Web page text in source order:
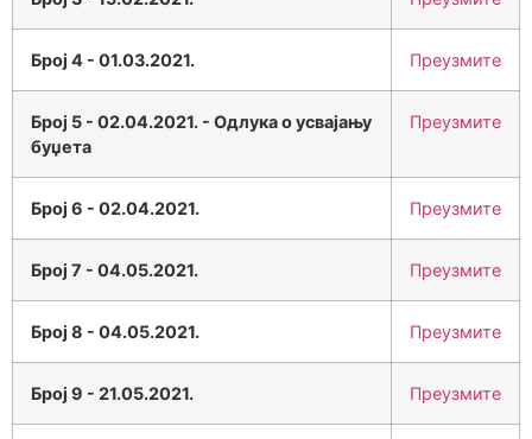
Број 4 - 01.03.2021. Преузмите
Број 5 - 02.04.2021. - Одлука о усвајању
буџета
Преузмите
Број 6 - 02.04.2021. Преузмите
Број 7 - 04.05.2021. Преузмите
Број 8 - 04.05.2021. Преузмите
Број 9 - 21.05.2021. Преузмите